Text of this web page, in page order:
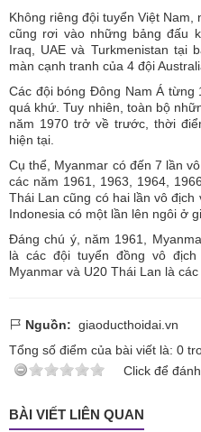
Không riêng đội tuyển Việt
cũng rơi vào những bảng đấu
Iraq, UAE và Turkmenistan tại
màn cạnh tranh của 4 đội
Các đội bóng Đông Nam Á từng
quá khứ. Tuy nhiên, toàn bộ
năm 1970 trở về trước, thời
hiện tại.
Cụ thể, Myanmar có đến 7 lần
các năm 1961, 1963, 1964,
Thái Lan cũng có hai lần vô
Indonesia có một lần lên ngôi ở
Đáng chú ý, năm 1961,
là các đội tuyển đồng vô
Myanmar và U20 Thái Lan là
Nguồn: giaoducthoidai.vn
Tổng số điểm của bài viết là: 0
Click để
BÀI VIẾT LIÊN QUAN